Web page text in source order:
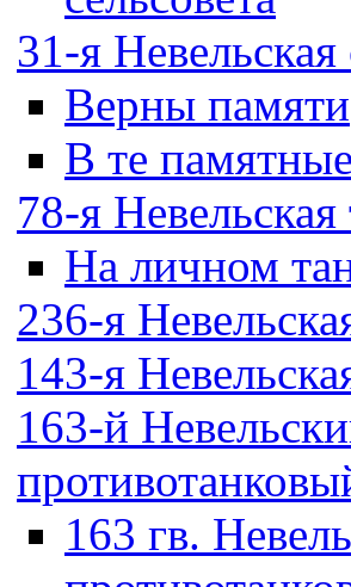
31-я Невельская
Верны памяти
В те
78-я Невельская
На личном
236-я
143-я
163-й
163 гв.